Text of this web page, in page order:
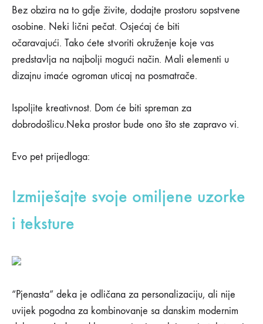
LIČNI
ORIGINALNIM
5
načina
da
lični
prostor
učinite
06/01/2019
0
KOMENTARI
5
NAČINA
DA
Bez obzira na to gdje živite, dodajte prostoru sopstvene
osobine. Neki lični pečat. Osjećaj će biti
očaravajući. Tako ćete stvoriti okruženje koje vas
predstavlja na najbolji mogući način. Mali elementi u
dizajnu imaće ogroman uticaj na posmatrače.
Ispoljite kreativnost. Dom će biti spreman za
dobrodošlicu.Neka prostor bude ono što ste zapravo vi.
Evo pet prijedloga:
Izmiješajte svoje omiljene uzorke
i teksture
“Pjenasta” deka je odličana za personalizaciju, ali nije
uvijek pogodna za kombinovanje sa danskim modernim